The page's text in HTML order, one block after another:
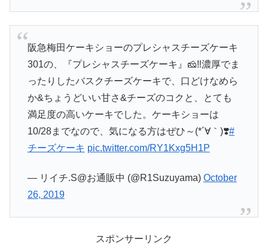
阪急梅田ケーキショーのプレシャスチーズケーキ
301の、『プレシャスチーズケーキ』🧀‼️濃厚でま
ったりしたバスクチーズケーキで、口どけなめら
か&ちょうどいい甘さ&チーズのコクと、とても
満足度の高いケーキでした。ケーキショーは
10/28までなので、気になる方はぜひ～(*´∀｀)❣️#
チーズケーキ pic.twitter.com/RY1Kxg5H1P
— リイチ.S@お通販中 (@R1Suzuyama) October
26, 2019
スポンサーリンク